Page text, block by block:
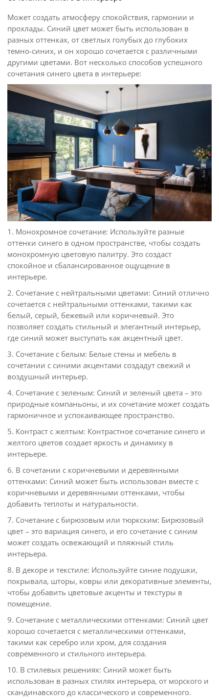
Может создать атмосферу спокойствия, гармонии и
прохлады. Синий цвет может быть использован в
разных оттенках, от светлых голубых до глубоких
темно-синих, и он хорошо сочетается с различными
другими цветами. Вот несколько способов успешного
сочетания синего цвета в интерьере:
1. Монохромное сочетание: Используйте разные
оттенки синего в одном пространстве, чтобы создать
монохромную цветовую палитру. Это создаст
спокойное и сбалансированное ощущение в
интерьере.
2. Сочетание с нейтральными цветами: Синий отлично
сочетается с нейтральными оттенками, такими как
белый, серый, бежевый или коричневый. Это
позволяет создать стильный и элегантный интерьер,
где синий может выступать как акцентный цвет.
3. Сочетание с белым: Белые стены и мебель в
сочетании с синими акцентами создадут свежий и
воздушный интерьер.
4. Сочетание с зеленым: Синий и зеленый цвета – это
природные компаньоны, и их сочетание может создать
гармоничное и успокаивающее пространство.
5. Контраст с желтым: Контрастное сочетание синего и
желтого цветов создает яркость и динамику в
интерьере.
6. В сочетании с коричневыми и деревянными
оттенками: Синий может быть использован вместе с
коричневыми и деревянными оттенками, чтобы
добавить теплоты и натуральности.
7. Сочетание с бирюзовым или тюркским: Бирюзовый
цвет – это вариация синего, и его сочетание с синим
может создать освежающий и пляжный стиль
интерьера.
8. В декоре и текстиле: Используйте синие подушки,
покрывала, шторы, ковры или декоративные элементы,
чтобы добавить цветовые акценты и текстуры в
помещение.
9. Сочетание с металлическими оттенками: Синий цвет
хорошо сочетается с металлическими оттенками,
такими как серебро или хром, для создания
современного и стильного интерьера.
10. В стилевых решениях: Синий может быть
использован в разных стилях интерьера, от морского и
скандинавского до классического и современного.